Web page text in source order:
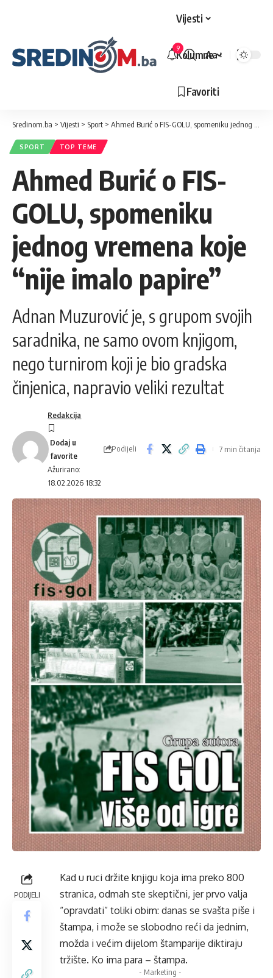
Vijesti
Kolumne
Favoriti
9
Veličina
Aa
Sredinom.ba > Vijesti > Sport > Ahmed Burić o FIS-GOLU, spomeniku jednog vremena koje “nije imalo papire”
SPORT TOP TEME
Ahmed Burić o FIS-
GOLU, spomeniku
jednog vremena koje
“nije imalo papire”
Adnan Muzurović je, s grupom svojih
saradnika, ne samo ovom knjigom,
nego turnirom koji je bio gradska
činjenica, napravio veliki rezultat
Ažurirano:
18.02.2026 18:32
Redakcija
Podijeli 7 min čitanja
PODIJELI
Kad u ruci držite knjigu koja ima preko 800
stranica, odmah ste skeptični, jer prvo valja
“opravdati” toliki obim: danas se svašta piše i
štampa, i može se slobodno reći da jednim,
možda i većim dijelom štamparije diktiraju
tržište. Ko ima para – štampa.
- Marketing -